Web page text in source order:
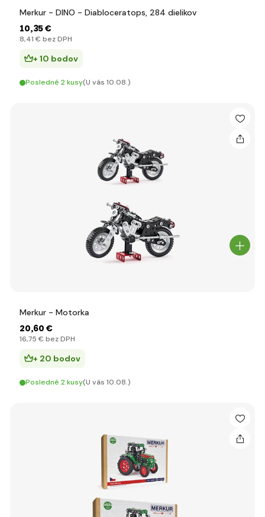
Merkur - DINO - Diabloceratops, 284 dielikov
10,35 €
8,41 € bez DPH
+ 10 bodov
Posledné 2 kusy(U vás 10.08.)
Merkur - Motorka
20,60 €
16,75 € bez DPH
+ 20 bodov
Posledné 2 kusy(U vás 10.08.)